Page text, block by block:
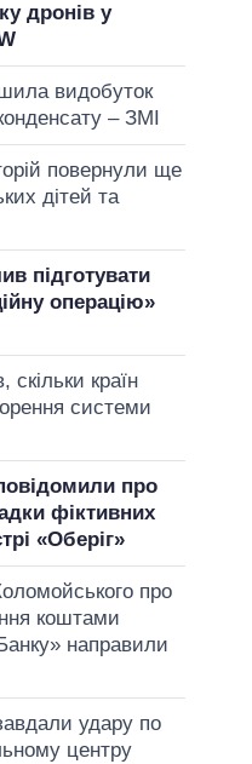
дронів у
видобуток
– ЗМІ
повернули ще
дітей та
підготувати
операцію»
скільки країн
системи
про
фіктивних
«Оберіг»
про
коштами
направили
удару по
центру